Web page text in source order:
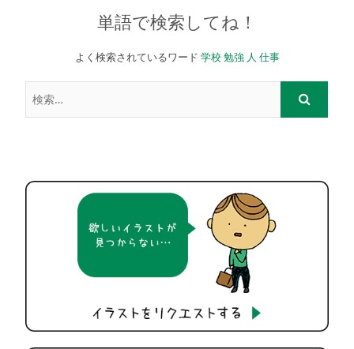
単語で検索してね！
よく検索されているワード 学校 勉強 人 仕事